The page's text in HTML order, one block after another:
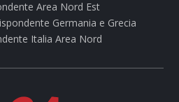
Area Nord Est
Germania e Grecia
Italia Area Nord